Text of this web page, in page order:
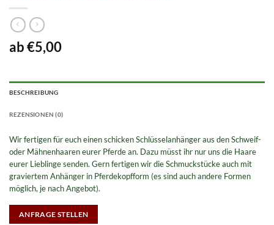
€5,00
BESCHREIBUNG
REZENSIONEN (0)
Wir fertigen für euch einen schicken Schlüsselanhänger aus den Schweif-
oder Mähnenhaaren eurer Pferde an. Dazu müsst ihr nur uns die Haare
eurer Lieblinge senden. Gern fertigen wir die Schmuckstücke auch mit
graviertem Anhänger in Pferdekopfform (es sind auch andere Formen
möglich, je nach Angebot).
ANFRAGE STELLEN